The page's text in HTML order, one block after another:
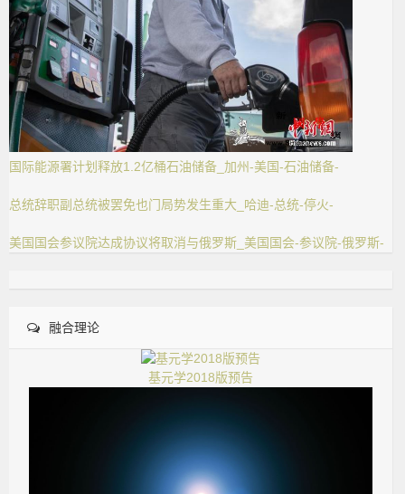
国际能源署计划释放1.2亿桶石油储备_加州-美国-石油储备-
总统辞职副总统被罢免也门局势发生重大_哈迪-总统-停火-
美国国会参议院达成协议将取消与俄罗斯_美国国会-参议院-俄罗斯-
融合理论
基元学2018版预告